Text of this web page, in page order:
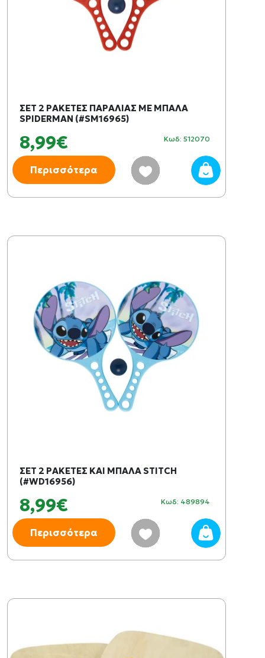
ΣΕΤ 2 ΡΑΚΕΤΕΣ ΠΑΡΑΛΙΑΣ ΜΕ ΜΠΑΛΑ
SPIDERMAN (#SM16965)
8,99€ Κωδ: 512070
Περισσότερα
ΣΕΤ 2 ΡΑΚΕΤΕΣ ΚΑΙ ΜΠΑΛΑ STITCH
(#WD16956)
8,99€ Κωδ: 489894
Περισσότερα